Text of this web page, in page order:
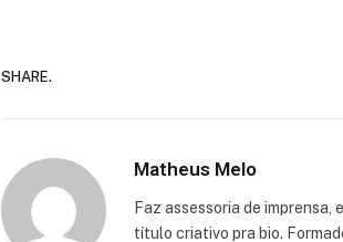
SHARE.
Matheus Melo
Faz assessoria de
título criativo pra bio.